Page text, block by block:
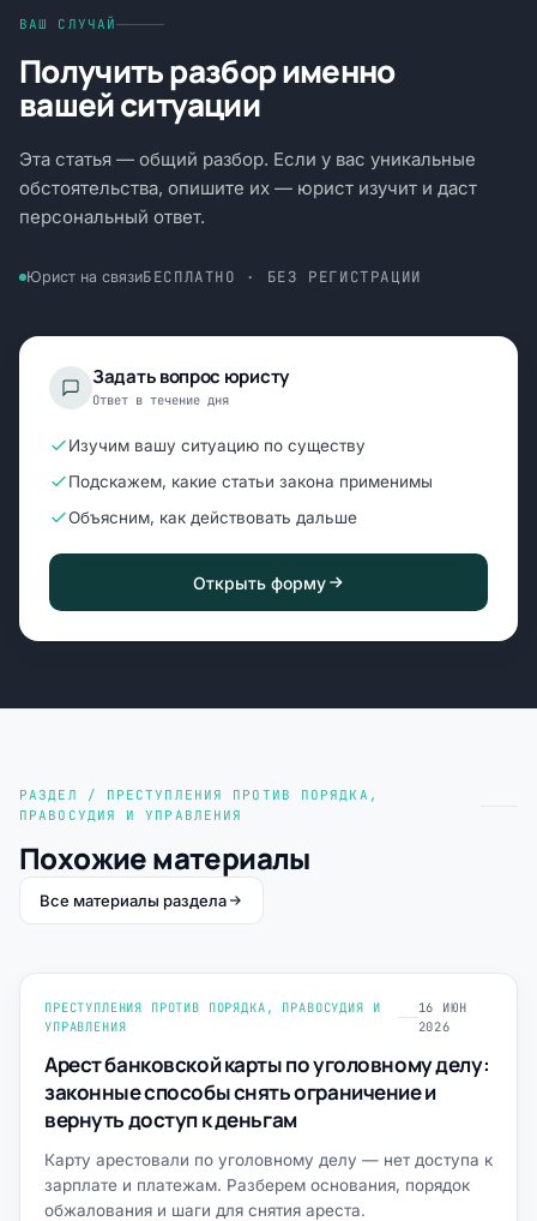
ВАШ СЛУЧАЙ
Получить разбор именно
вашей ситуации
Эта статья — общий разбор. Если у вас уникальные
обстоятельства, опишите их — юрист изучит и даст
персональный ответ.
Юрист на связиБЕСПЛАТНО · БЕЗ РЕГИСТРАЦИИ
Задать вопрос юристу
Ответ в течение дня
Изучим вашу ситуацию по существу
Подскажем, какие статьи закона применимы
Объясним, как действовать дальше
Открыть форму
РАЗДЕЛ / ПРЕСТУПЛЕНИЯ ПРОТИВ ПОРЯДКА,
ПРАВОСУДИЯ И УПРАВЛЕНИЯ
Похожие материалы
Все материалы раздела
ПРЕСТУПЛЕНИЯ ПРОТИВ ПОРЯДКА, ПРАВОСУДИЯ И
УПРАВЛЕНИЯ
16 ИЮН
2026
Арест банковской карты по уголовному делу:
законные способы снять ограничение и
вернуть доступ к деньгам
Карту арестовали по уголовному делу — нет доступа к
зарплате и платежам. Разберем основания, порядок
обжалования и шаги для снятия ареста.